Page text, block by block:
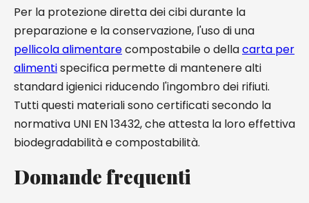
Per la protezione diretta dei cibi durante la
preparazione e la conservazione, l'uso di una
pellicola alimentarecompostabile o dellacarta per
alimentispecifica permette di mantenere alti
standard igienici riducendo l'ingombro dei rifiuti.
Tutti questi materiali sono certificati secondo la
normativa UNI EN 13432, che attesta la loro effettiva
biodegradabilità e compostabilità.
Domande frequenti